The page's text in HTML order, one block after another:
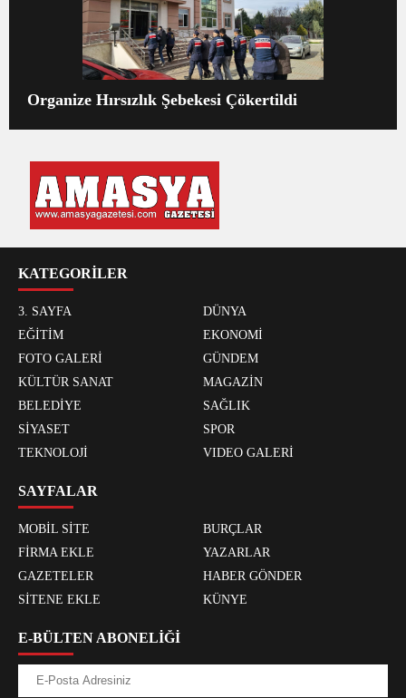
Organize Hırsızlık Şebekesi Çökertildi
KATEGORİLER
3. SAYFA
DÜNYA
EĞİTİM
EKONOMİ
FOTO GALERİ
GÜNDEM
KÜLTÜR SANAT
MAGAZİN
BELEDİYE
SAĞLIK
SİYASET
SPOR
TEKNOLOJİ
VIDEO GALERİ
SAYFALAR
MOBİL SİTE
BURÇLAR
FİRMA EKLE
YAZARLAR
GAZETELER
HABER GÖNDER
SİTENE EKLE
KÜNYE
E-BÜLTEN ABONELİĞİ